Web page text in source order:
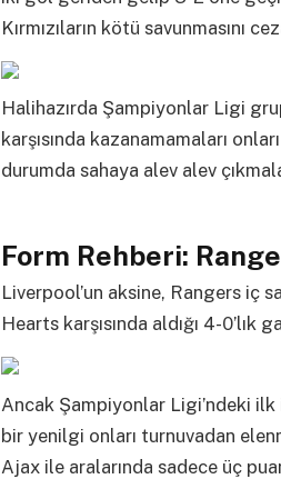
Kırmızıların kötü savunmasını
Halihazırda Şampiyonlar Ligi
karşısında kazanamamaları
durumda sahaya alev alev
Form Rehberi:
Liverpool’un aksine, Rangers iç
Hearts karşısında aldığı 4-0’lık
Ancak Şampiyonlar Ligi’ndeki ilk
bir yenilgi onları turnuvadan
Ajax ile aralarında sadece üç